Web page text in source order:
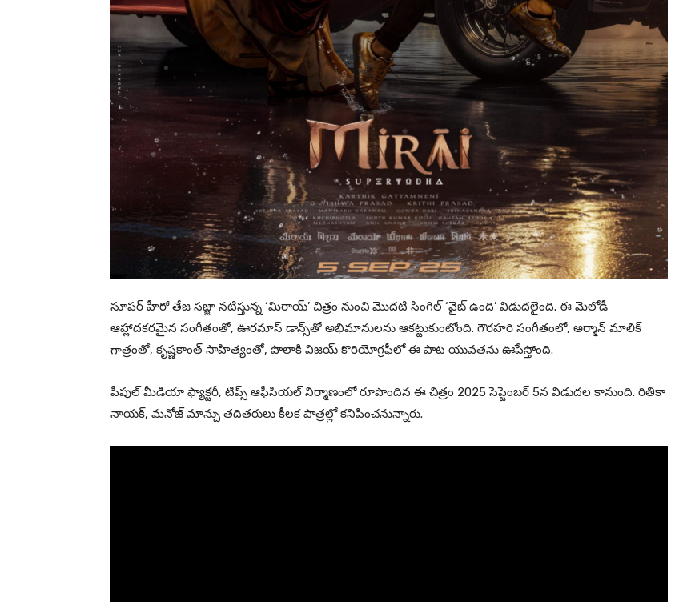
సూపర్ హీరో తేజ సజ్జా నటిస్తున్న ‘మిరాయ్’ చిత్రం నుంచి మొదటి సింగిల్ ‘వైబ్ ఉంది’ విడుదలైంది. ఈ మెలోడీ
ఆహ్లాదకరమైన సంగీతంతో, ఊరమాస్ డాన్స్‌తో అభిమానులను ఆకట్టుకుంటోంది. గౌరహరి సంగీతంలో, అర్మాన్ మాలిక్
గాత్రంతో, కృష్ణకాంత్ సాహిత్యంతో, పొలాకి విజయ్ కొరియోగ్రఫీలో ఈ పాట యువతను ఊపేస్తోంది.
పీపుల్ మీడియా ఫ్యాక్టరీ, టిప్స్ ఆఫీసియల్ నిర్మాణంలో రూపొందిన ఈ చిత్రం 2025 సెప్టెంబర్ 5న విడుదల కానుంది. రితికా
నాయక్, మనోజ్ మాన్చు తదితరులు కీలక పాత్రల్లో కనిపించనున్నారు.